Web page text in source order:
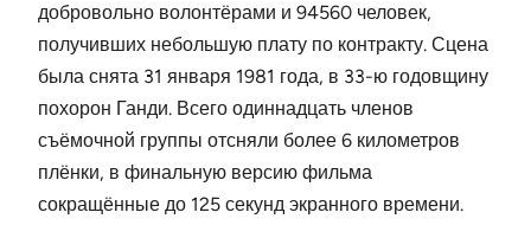
добровольно волонтёрами и 94560 человек,
получивших небольшую плату по контракту. Сцена
была снята 31 января 1981 года, в 33-ю годовщину
похорон Ганди. Всего одиннадцать членов
съёмочной группы отсняли более 6 километров
плёнки, в финальную версию фильма
сокращённые до 125 секунд экранного времени.